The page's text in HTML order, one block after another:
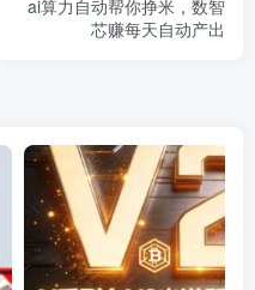
ai算力自动帮你挣米，数智
芯赚每天自动产出